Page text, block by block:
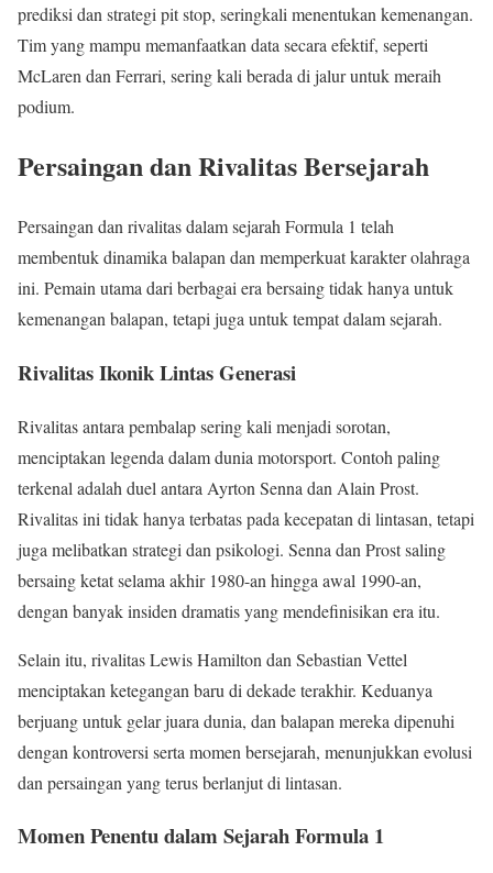
prediksi dan strategi pit stop, seringkali menentukan kemenangan.
Tim yang mampu memanfaatkan data secara efektif, seperti
McLaren dan Ferrari, sering kali berada di jalur untuk meraih
podium.
Persaingan dan Rivalitas Bersejarah
Persaingan dan rivalitas dalam sejarah Formula 1 telah
membentuk dinamika balapan dan memperkuat karakter olahraga
ini. Pemain utama dari berbagai era bersaing tidak hanya untuk
kemenangan balapan, tetapi juga untuk tempat dalam sejarah.
Rivalitas Ikonik Lintas Generasi
Rivalitas antara pembalap sering kali menjadi sorotan,
menciptakan legenda dalam dunia motorsport. Contoh paling
terkenal adalah duel antara Ayrton Senna dan Alain Prost.
Rivalitas ini tidak hanya terbatas pada kecepatan di lintasan, tetapi
juga melibatkan strategi dan psikologi. Senna dan Prost saling
bersaing ketat selama akhir 1980-an hingga awal 1990-an,
dengan banyak insiden dramatis yang mendefinisikan era itu.
Selain itu, rivalitas Lewis Hamilton dan Sebastian Vettel
menciptakan ketegangan baru di dekade terakhir. Keduanya
berjuang untuk gelar juara dunia, dan balapan mereka dipenuhi
dengan kontroversi serta momen bersejarah, menunjukkan evolusi
dan persaingan yang terus berlanjut di lintasan.
Momen Penentu dalam Sejarah Formula 1